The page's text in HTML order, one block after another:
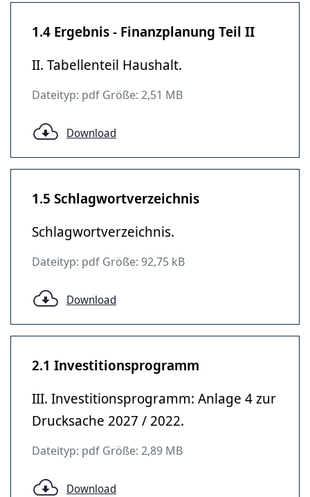
1.4 Ergebnis - Finanzplanung Teil II
II. Tabellenteil Haushalt.
Dateityp: pdf Größe: 2,51 MB
Download
1.5 Schlagwortverzeichnis
Schlagwortverzeichnis.
Dateityp: pdf Größe: 92,75 kB
Download
2.1 Investitionsprogramm
III. Investitionsprogramm: Anlage 4 zur
Drucksache 2027 / 2022.
Dateityp: pdf Größe: 2,89 MB
Download